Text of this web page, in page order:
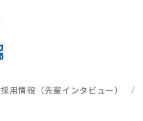
採用情報（先輩インタビュー）